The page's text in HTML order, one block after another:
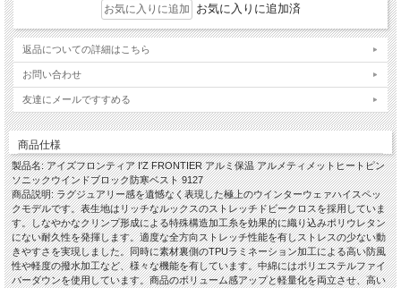
お気に入りに追加済
返品についての詳細はこちら
お問い合わせ
友達にメールですすめる
商品仕様
製品名: アイズフロンティア I'Z FRONTIER アルミ保温 アルメティメットヒートピン
ソニックウインドブロック防寒ベスト 9127
商品説明: ラグジュアリー感を遺憾なく表現した極上のウインターウェァハイスペッ
クモデルです。表生地はリッチなルックスのストレッチドビークロスを採用していま
す。しなやかなクリンプ形成による特殊構造加工糸を効果的に織り込みポリウレタン
にない耐久性を発揮します。適度な全方向ストレッチ性能を有しストレスの少ない動
きやすさを実現しました。同時に素材裏側のTPUラミネーション加工による高い防風
性や軽度の撥水加工など、様々な機能を有しています。中綿にはポリエステルファイ
バーダウンを使用しています。商品のボリューム感アップと軽量化を両立させ、高い